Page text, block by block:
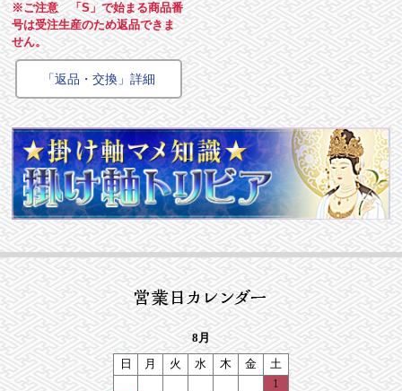
※ご注意 「S」で始まる商品番
号は受注生産のため返品できま
せん。
「返品・交換」詳細